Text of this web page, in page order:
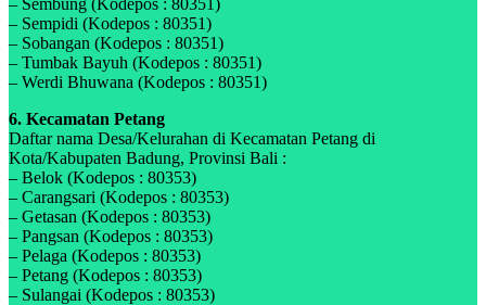
– Sembung (Kodepos : 80351)
– Sempidi (Kodepos : 80351)
– Sobangan (Kodepos : 80351)
– Tumbak Bayuh (Kodepos : 80351)
– Werdi Bhuwana (Kodepos : 80351)
6. Kecamatan Petang
Daftar nama Desa/Kelurahan di Kecamatan Petang di
Kota/Kabupaten Badung, Provinsi Bali :
– Belok (Kodepos : 80353)
– Carangsari (Kodepos : 80353)
– Getasan (Kodepos : 80353)
– Pangsan (Kodepos : 80353)
– Pelaga (Kodepos : 80353)
– Petang (Kodepos : 80353)
– Sulangai (Kodepos : 80353)